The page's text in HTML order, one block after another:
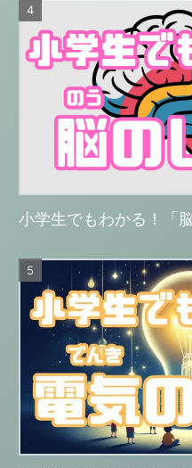
小学生でもわかる！「